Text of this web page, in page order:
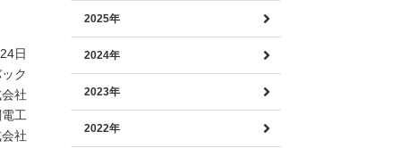
日
ク
社
工
社
2025年
2024年
2023年
2022年